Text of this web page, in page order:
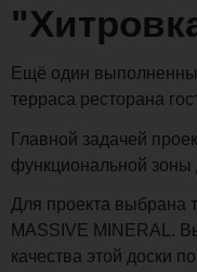
Ещё один
терраса ресторана
Главной задачей
функциональной зоны
Для проекта выбрана
MASSIVE MINERAL.
качества этой доски